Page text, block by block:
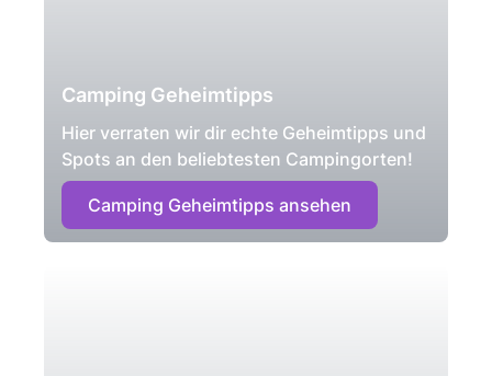
Camping Geheimtipps
Hier verraten wir dir echte Geheimtipps und
Spots an den beliebtesten Campingorten!
Camping Geheimtipps ansehen